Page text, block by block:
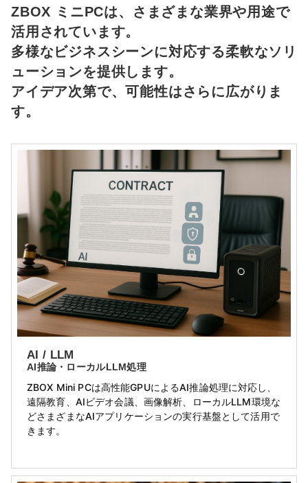
ZBOX ミニPCは、さまざまな業界や用途で
活用されています。
多様なビジネスシーンに対応する柔軟なソリ
ューションを提供します。
アイデア次第で、可能性はさらに広がりま
す。
AI / LLM
AI推論・ローカルLLM処理
ZBOX Mini PCは高性能GPUによるAI推論処理に対応し、
遠隔教育、AIビデオ会議、画像解析、ローカルLLM環境な
どさまざまなAIアプリケーションの実行基盤として活用で
きます。